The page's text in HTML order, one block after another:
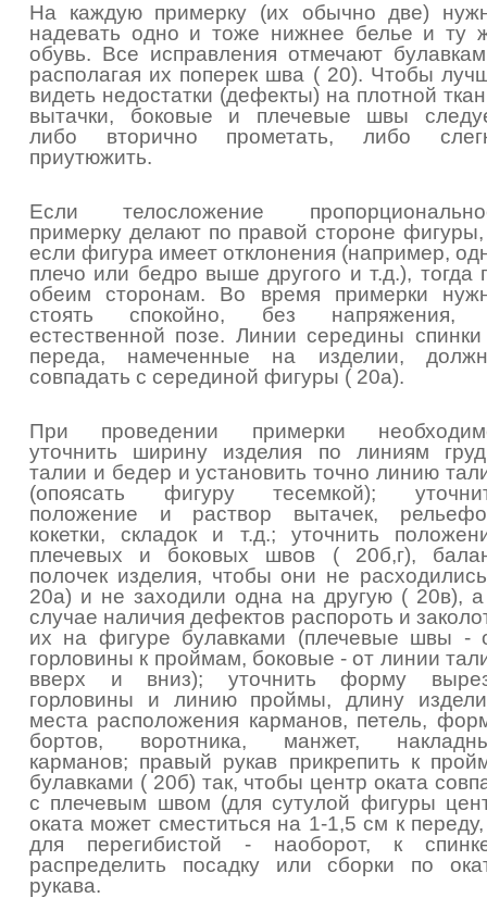
На каждую примерку (их обычно две)
надевать одно и тоже нижнее белье и ту
обувь. Все исправления отмечают
располагая их поперек шва ( 20). Чтобы
видеть недостатки (дефекты) на плотной
вытачки, боковые и плечевые швы
либо вторично прометать, либо
приутюжить.
Если телосложение
примерку делают по правой стороне
если фигура имеет отклонения (например,
плечо или бедро выше другого и т.д.), тогда
обеим сторонам. Во время примерки
стоять спокойно, без напряжения,
естественной позе. Линии середины
переда, намеченные на изделии,
совпадать с серединой фигуры ( 20а).
При проведении примерки
уточнить ширину изделия по линиям
талии и бедер и установить точно линию
(опоясать фигуру тесемкой);
положение и раствор вытачек,
кокетки, складок и т.д.; уточнить
плечевых и боковых швов ( 20б,г),
полочек изделия, чтобы они не
20а) и не заходили одна на другую ( 20в),
случае наличия дефектов распороть и
их на фигуре булавками (плечевые швы -
горловины к проймам, боковые - от линии
вверх и вниз); уточнить форму
горловины и линию проймы, длину
места расположения карманов, петель,
бортов, воротника, манжет,
карманов; правый рукав прикрепить к
булавками ( 20б) так, чтобы центр оката
с плечевым швом (для сутулой фигуры
оката может сместиться на 1-1,5 см к
для перегибистой - наоборот, к
распределить посадку или сборки по
рукава.